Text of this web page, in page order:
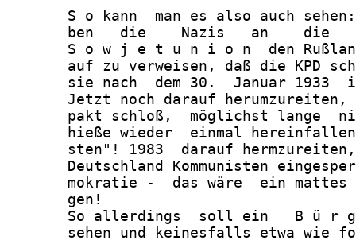
S o kann  man es also auch
ben   die    Nazis   an    die
S o w j e t u n i o n  den
auf zu verweisen, daß die KPD
sie nach  dem 30.  Januar 1933
Jetzt noch darauf
pakt schloß,  möglichst lange
hieße wieder  einmal
sten"! 1983  darauf
Deutschland Kommunisten
mokratie -  das wäre  ein
       gen!
So allerdings  soll ein   B ü r
sehen und keinesfalls etwa wie